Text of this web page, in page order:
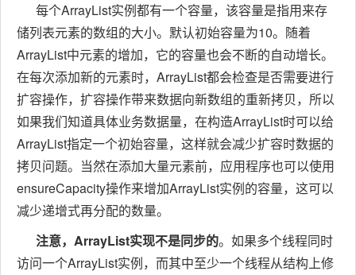
每个ArrayList实例都有一个容量，该容量是指用来存
储列表元素的数组的大小。默认初始容量为10。随着
ArrayList中元素的增加，它的容量也会不断的自动增长。
在每次添加新的元素时，ArrayList都会检查是否需要进行
扩容操作，扩容操作带来数据向新数组的重新拷贝，所以
如果我们知道具体业务数据量，在构造ArrayList时可以给
ArrayList指定一个初始容量，这样就会减少扩容时数据的
拷贝问题。当然在添加大量元素前，应用程序也可以使用
ensureCapacity操作来增加ArrayList实例的容量，这可以
减少递增式再分配的数量。
注意，ArrayList实现不是同步的。如果多个线程同时
访问一个ArrayList实例，而其中至少一个线程从结构上修